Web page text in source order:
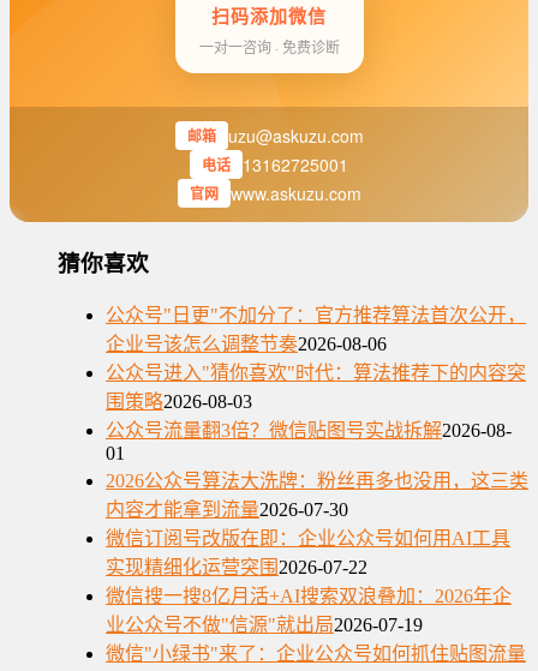
扫码添加微信
一对一咨询 · 免费诊断
邮箱 uzu@askuzu.com
电话 13162725001
官网 www.askuzu.com
猜你喜欢
公众号"日更"不加分了：官方推荐算法首次公开，
企业号该怎么调整节奏2026-08-06
公众号进入"猜你喜欢"时代：算法推荐下的内容突
围策略2026-08-03
公众号流量翻3倍？微信贴图号实战拆解2026-08-
01
2026公众号算法大洗牌：粉丝再多也没用，这三类
内容才能拿到流量2026-07-30
微信订阅号改版在即：企业公众号如何用AI工具
实现精细化运营突围 2026-07-22
微信搜一搜8亿月活+AI搜索双浪叠加：2026年企
业公众号不做"信源"就出局2026-07-19
微信"小绿书"来了：企业公众号如何抓住贴图流量